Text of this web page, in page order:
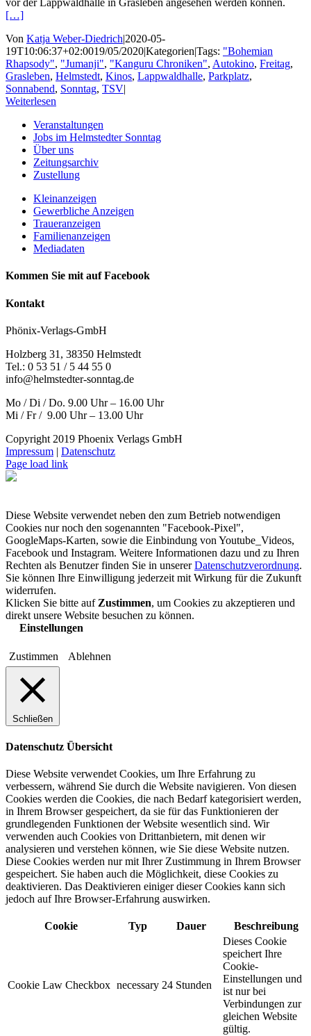
vor der Lappwaldhalle in Grasleben angesehen werden können.
[…]
Von Katja Weber-Diedrich|2020-05-
19T10:06:37+02:0019/05/2020|Kategorien|Tags: "Bohemian
Rhapsody", "Jumanji", "Kanguru Chroniken", Autokino, Freitag,
Grasleben, Helmstedt, Kinos, Lappwaldhalle, Parkplatz,
Sonnabend, Sonntag, TSV|
Weiterlesen
Veranstaltungen
Jobs im Helmstedter Sonntag
Über uns
Zeitungsarchiv
Zustellung
Kleinanzeigen
Gewerbliche Anzeigen
Traueranzeigen
Familienanzeigen
Mediadaten
Kommen Sie mit auf Facebook
Kontakt
Phönix-Verlags-GmbH
Holzberg 31, 38350 Helmstedt
Tel.: 0 53 51 / 5 44 55 0
info@helmstedter-sonntag.de
Mo / Di / Do. 9.00 Uhr – 16.00 Uhr
Mi / Fr / 9.00 Uhr – 13.00 Uhr
Copyright 2019 Phoenix Verlags GmbH
Impressum | Datenschutz
Page load link
Diese Website verwendet neben den zum Betrieb notwendigen
Cookies nur noch den sogenannten "Facebook-Pixel",
GoogleMaps-Karten, sowie die Einbindung von Youtube_Videos,
Facebook und Instagram. Weitere Informationen dazu und zu Ihren
Rechten als Benutzer finden Sie in unsererDatenschutzverordnung.
Sie können Ihre Einwilligung jederzeit mit Wirkung für die Zukunft
widerrufen.
Klicken Sie bitte auf Zustimmen, um Cookies zu akzeptieren und
direkt unsere Website besuchen zu können.
Einstellungen
Zustimmen Ablehnen
Schließen
Datenschutz Übersicht
Diese Website verwendet Cookies, um Ihre Erfahrung zu
verbessern, während Sie durch die Website navigieren. Von diesen
Cookies werden die Cookies, die nach Bedarf kategorisiert werden,
in Ihrem Browser gespeichert, da sie für das Funktionieren der
grundlegenden Funktionen der Website wesentlich sind. Wir
verwenden auch Cookies von Drittanbietern, mit denen wir
analysieren und verstehen können, wie Sie diese Website nutzen.
Diese Cookies werden nur mit Ihrer Zustimmung in Ihrem Browser
gespeichert. Sie haben auch die Möglichkeit, diese Cookies zu
deaktivieren. Das Deaktivieren einiger dieser Cookies kann sich
jedoch auf Ihre Browser-Erfahrung auswirken.
Cookie Typ Dauer Beschreibung
Cookie Law Checkbox necessary 24 Stunden
Dieses Cookie
speichert Ihre
Cookie-
Einstellungen und
ist nur bei
Verbindungen zur
gleichen Website
gültig.